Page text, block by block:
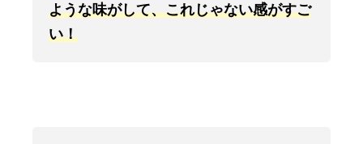
ような味がして、これじゃない感がすご
い！